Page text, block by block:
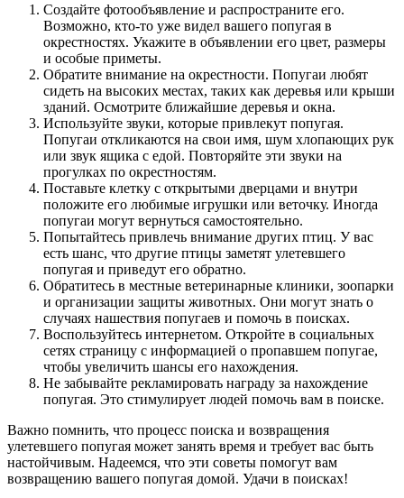
Создайте фотообъявление и распространите его.
Возможно, кто-то уже видел вашего попугая в
окрестностях. Укажите в объявлении его цвет, размеры
и особые приметы.
Обратите внимание на окрестности. Попугаи любят
сидеть на высоких местах, таких как деревья или крыши
зданий. Осмотрите ближайшие деревья и окна.
Используйте звуки, которые привлекут попугая.
Попугаи откликаются на свои имя, шум хлопающих рук
или звук ящика с едой. Повторяйте эти звуки на
прогулках по окрестностям.
Поставьте клетку с открытыми дверцами и внутри
положите его любимые игрушки или веточку. Иногда
попугаи могут вернуться самостоятельно.
Попытайтесь привлечь внимание других птиц. У вас
есть шанс, что другие птицы заметят улетевшего
попугая и приведут его обратно.
Обратитесь в местные ветеринарные клиники, зоопарки
и организации защиты животных. Они могут знать о
случаях нашествия попугаев и помочь в поисках.
Воспользуйтесь интернетом. Откройте в социальных
сетях страницу с информацией о пропавшем попугае,
чтобы увеличить шансы его нахождения.
Не забывайте рекламировать награду за нахождение
попугая. Это стимулирует людей помочь вам в поиске.
Важно помнить, что процесс поиска и возвращения
улетевшего попугая может занять время и требует вас быть
настойчивым. Надеемся, что эти советы помогут вам
возвращению вашего попугая домой. Удачи в поисках!